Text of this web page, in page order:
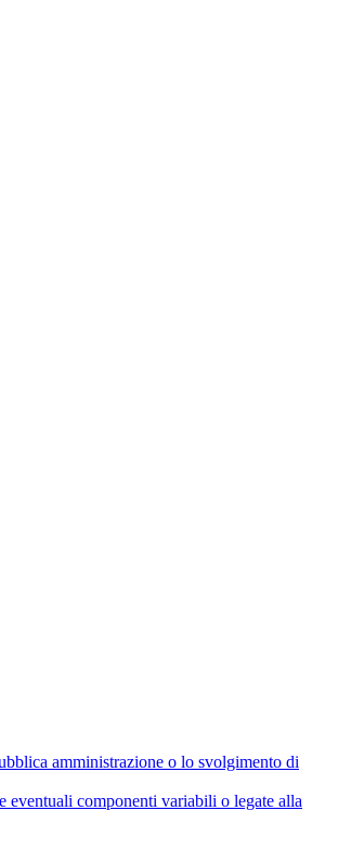
amministrazione o lo svolgimento di
componenti variabili o legate alla